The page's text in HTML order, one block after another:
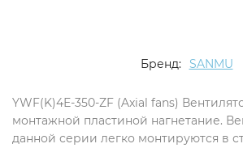
Бренд: SANMU
YWF(K)4Е-350-ZF (Axial fans)
монтажной пластиной нагнетание.
данной серии легко монтируются в